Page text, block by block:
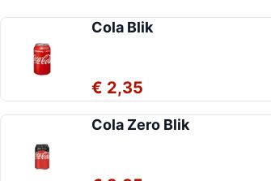
Cola Blik
€ 2,35
Cola Zero Blik